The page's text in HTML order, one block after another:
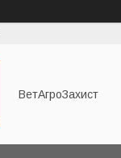
ВетАгроЗахист